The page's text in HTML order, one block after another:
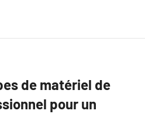
de matériel de
pour un